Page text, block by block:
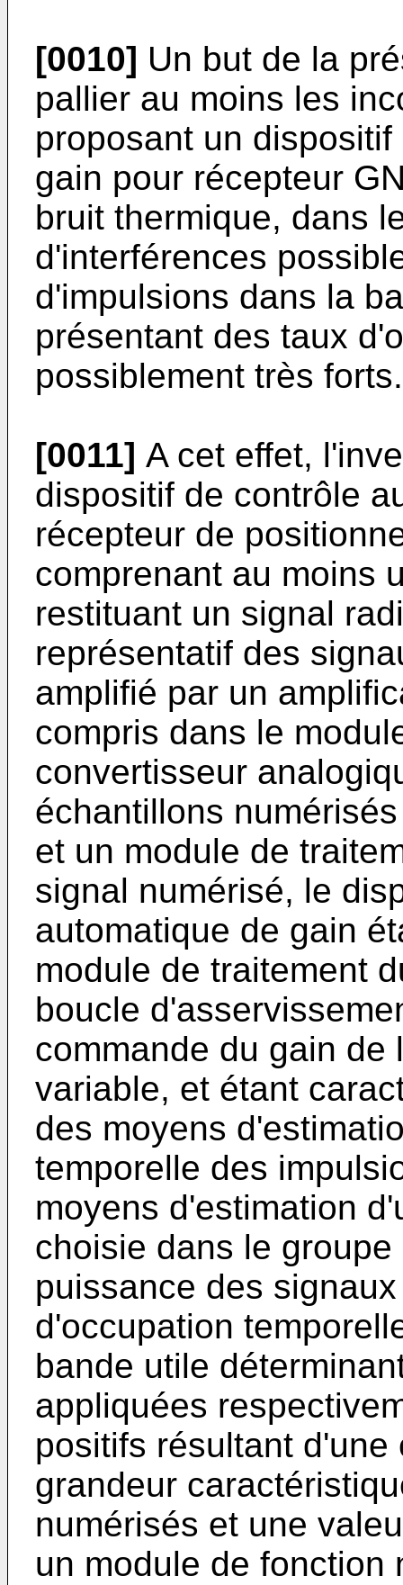
[0010] Un but de la
pallier au moins les
proposant un
gain pour récepteur
bruit thermique, dans
d'interférences
d'impulsions dans la
présentant des taux
possiblement très forts.
[0011] A cet effet,
dispositif de contrôle
récepteur de
comprenant au moins
restituant un signal
représentatif des
amplifié par un
compris dans le
convertisseur
échantillons
et un module de
signal numérisé, le
automatique de gain
module de traitement
boucle
commande du gain de
variable, et étant
des moyens
temporelle des
moyens d'estimation
choisie dans le
puissance des
d'occupation
bande utile
appliquées
positifs résultant
grandeur
numérisés et une
un module de fonction